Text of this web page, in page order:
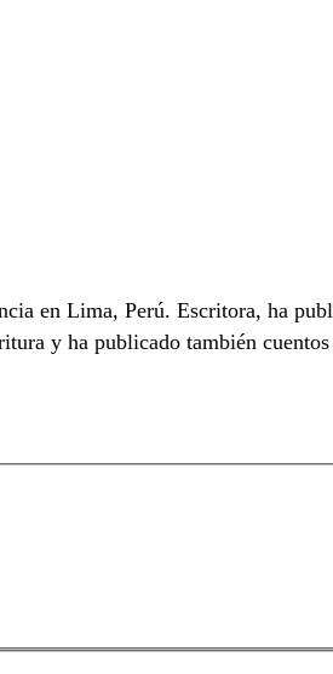
en Lima, Perú. Escritora, ha
y ha publicado también